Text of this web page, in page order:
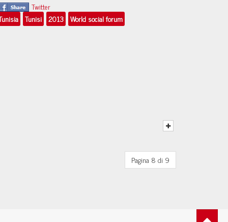
Twitter
Tunisi 2013 World social forum
Pagina 8 di 9